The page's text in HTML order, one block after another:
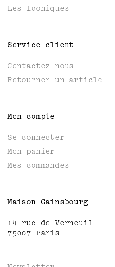
Les Iconiques
Service client
Contactez-nous
Retourner un article
Mon compte
Se connecter
Mon panier
Mes commandes
Maison Gainsbourg
14 rue de Verneuil
75007 Paris